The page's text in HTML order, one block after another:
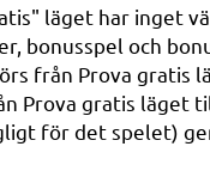
läget har inget
bonusspel och
från Prova
gratis läget
för det spelet)